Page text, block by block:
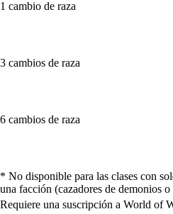
1 cambio de raza
3 cambios de raza
6 cambios de raza
Available actions
* No disponible para las clases con
una facción (cazadores de demonios o
Requiere una suscripción a World of